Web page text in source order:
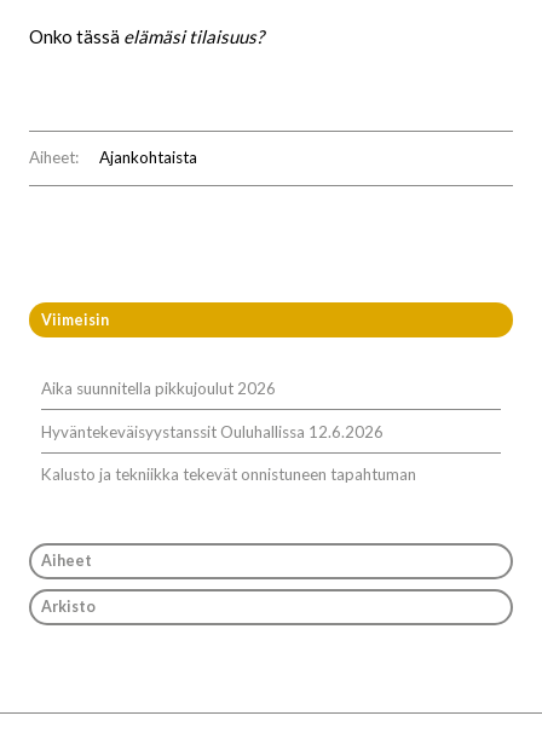
Onko tässä elämäsi tilaisuus?
Aiheet: Ajankohtaista
Viimeisin
Aika suunnitella pikkujoulut 2026
Hyväntekeväisyystanssit Ouluhallissa 12.6.2026
Kalusto ja tekniikka tekevät onnistuneen tapahtuman
Aiheet
Arkisto